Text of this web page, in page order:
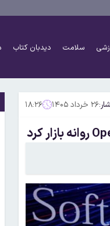
سلامت دیدبان کتاب
۲۶ خرداد ۱۴۰۵ ۱۸:۲۶